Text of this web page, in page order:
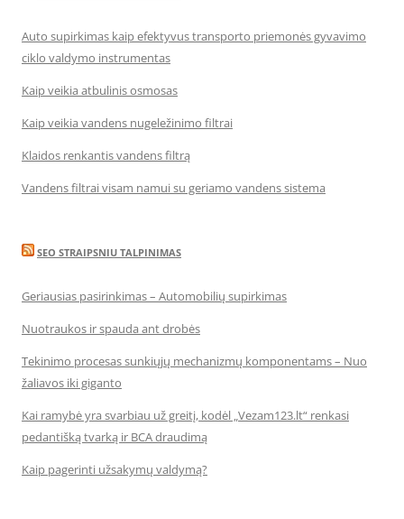
Auto supirkimas kaip efektyvus transporto priemonės gyvavimo
ciklo valdymo instrumentas
Kaip veikia atbulinis osmosas
Kaip veikia vandens nugeležinimo filtrai
Klaidos renkantis vandens filtrą
Vandens filtrai visam namui su geriamo vandens sistema
SEO STRAIPSNIU TALPINIMAS
Geriausias pasirinkimas – Automobilių supirkimas
Nuotraukos ir spauda ant drobės
Tekinimo procesas sunkiųjų mechanizmų komponentams – Nuo
žaliavos iki giganto
Kai ramybė yra svarbiau už greitį, kodėl „Vezam123.lt“ renkasi
pedantišką tvarką ir BCA draudimą
Kaip pagerinti užsakymų valdymą?